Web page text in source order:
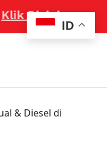
Disini
& Diesel di
ID